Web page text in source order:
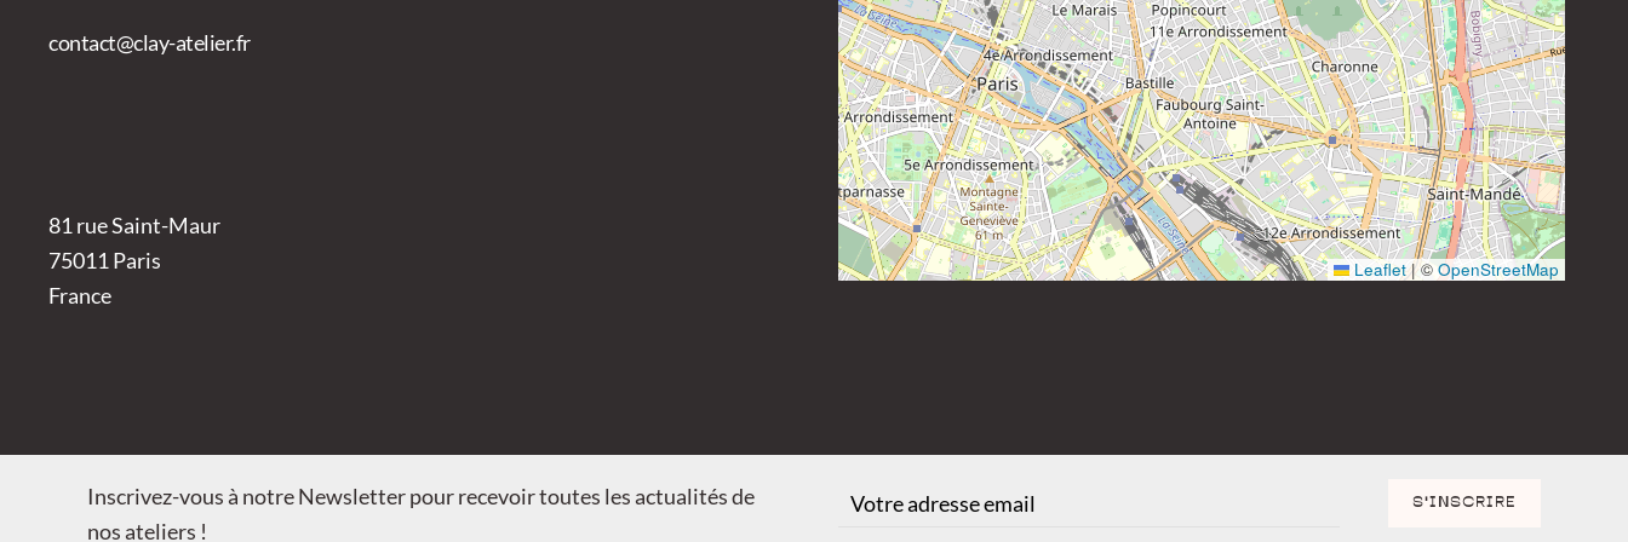
Inscrivez-vous à notre Newsletter pour recevoir toutes les actualités de
nos ateliers !
S'INSCRIRE
contact@clay-atelier.fr
Leaflet |© OpenStreetMap
81 rue Saint-Maur
75011 Paris
France
Instagram